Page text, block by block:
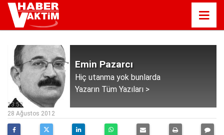
Emin Pazarcı
Hiç utanma yok bunlarda
Yazarın Tüm Yazıları >
13:53
28 Ağustos 2012